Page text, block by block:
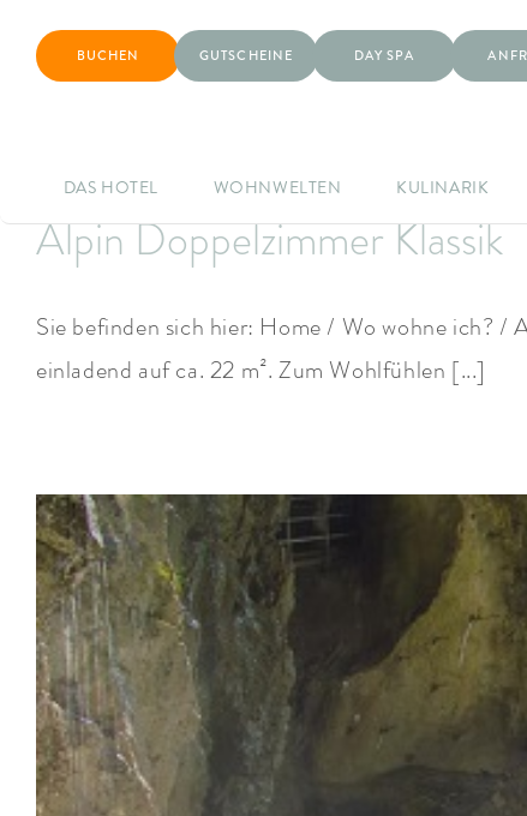
BUCHEN GUTSCHEINE DAY SPA
DAS HOTEL WOHNWELTEN KULINARIK
Alpin Doppelzimmer Klassik
Sie befinden sich hier: Home / Wo wohne ich? /
einladend auf ca. 22 m². Zum Wohlfühlen [...]